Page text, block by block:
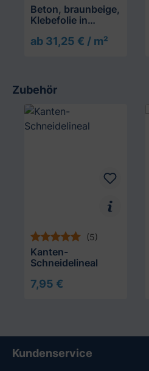
Beton, braunbeige,
Klebefolie in
ab 31,25 € / m²
Zubehör
Produktgalerie überspringen
(5)
Kanten-
Schneidelineal
7,95 €
Kundenservice